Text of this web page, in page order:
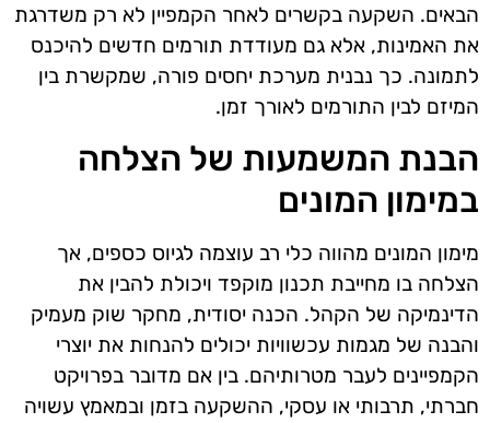
הבאים. השקעה בקשרים לאחר הקמפיין לא רק משדרגת
את האמינות, אלא גם מעודדת תורמים חדשים להיכנס
לתמונה. כך נבנית מערכת יחסים פורה, שמקשרת בין
המיזם לבין התורמים לאורך זמן.
הבנת המשמעות של הצלחה
במימון המונים
מימון המונים מהווה כלי רב עוצמה לגיוס כספים, אך
הצלחה בו מחייבת תכנון מוקפד ויכולת להבין את
הדינמיקה של הקהל. הכנה יסודית, מחקר שוק מעמיק
והבנה של מגמות עכשוויות יכולים להנחות את יוצרי
הקמפיינים לעבר מטרותיהם. בין אם מדובר בפרויקט
חברתי, תרבותי או עסקי, ההשקעה בזמן ובמאמץ עשויה